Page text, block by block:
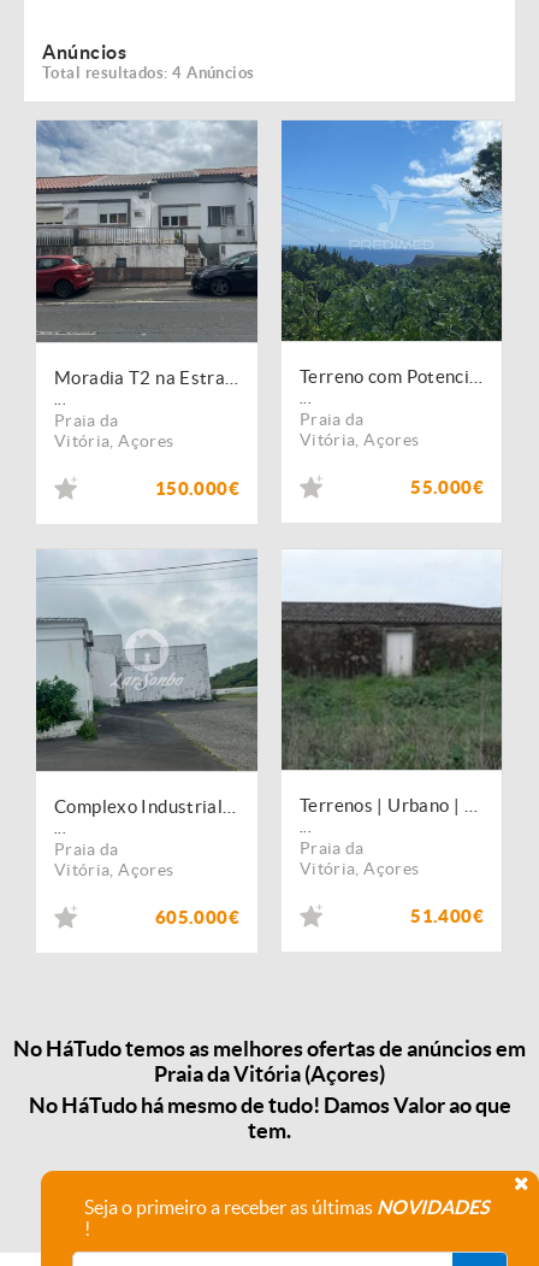
Anúncios
Total resultados: 4 Anúncios
Praia da
Vitória ,Açores
150.000€
Praia da
Vitória ,Açores
55.000€
Praia da
Vitória ,Açores
605.000€
Praia da
Vitória ,Açores
51.400€
No HáTudo temos as melhores ofertas de anúncios em
Praia da Vitória (Açores)
No HáTudo há mesmo de tudo! Damos Valor ao que
tem.
Seja o primeiro a receber as últimas NOVIDADES
!